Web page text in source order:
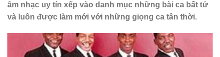
âm nhạc uy tín xếp vào danh mục những bài ca bất tử
và luôn được làm mới với những giọng ca tân thời.